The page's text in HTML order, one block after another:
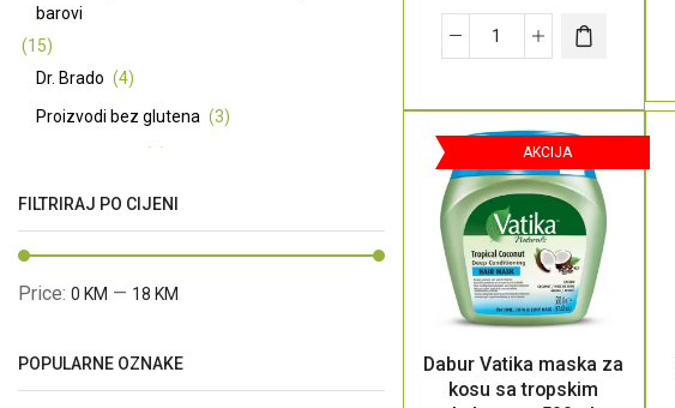
AKCIJA
Dabur Vatika maska za
kosu sa tropskim
barovi
(15)
Dr. Brado (4)
Proizvodi bez glutena (3)
(7)
Basmati riža dugo zrno - Pansari
Začini (5)
(12)
Prirodna kozmetika
FILTRIRAJ PO CIJENI
Price: 0 KM — 18 KM
POPULARNE OZNAKE